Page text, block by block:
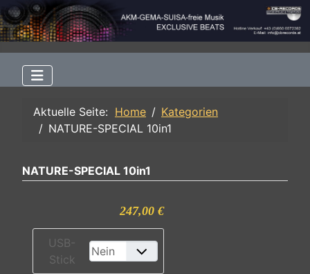
Aktuelle Seite: Home
Kategorien
NATURE-SPECIAL 10in1
NATURE-SPECIAL 10in1
247,00 €
USB-
Stick